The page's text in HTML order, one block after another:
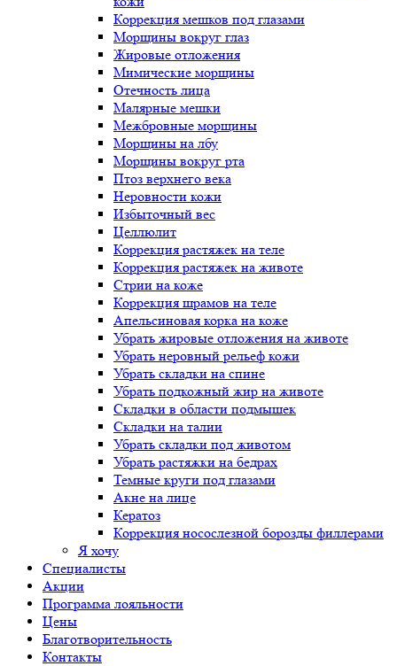
Коррекция мешков под глазами
Морщины вокруг глаз
Жировые отложения
Мимические морщины
Отечность лица
Малярные мешки
Межбровные морщины
Морщины на лбу
Морщины вокруг рта
Птоз верхнего века
Неровности кожи
Избыточный вес
Целлюлит
Коррекция растяжек на теле
Коррекция растяжек на животе
Стрии на коже
Коррекция шрамов на теле
Апельсиновая корка на коже
Убрать жировые отложения на животе
Убрать неровный рельеф кожи
Убрать складки на спине
Убрать подкожный жир на животе
Складки в области подмышек
Складки на талии
Убрать складки под животом
Убрать растяжки на бедрах
Темные круги под глазами
Акне на лице
Кератоз
Коррекция носослезной борозды филлерами
Я хочу
Специалисты
Акции
Программа лояльности
Цены
Благотворительность
Контакты